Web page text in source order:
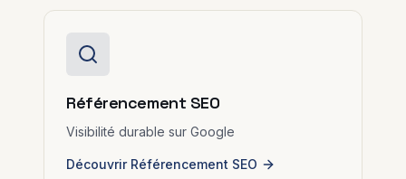
Référencement SEO
Visibilité durable sur Google
Découvrir Référencement SEO